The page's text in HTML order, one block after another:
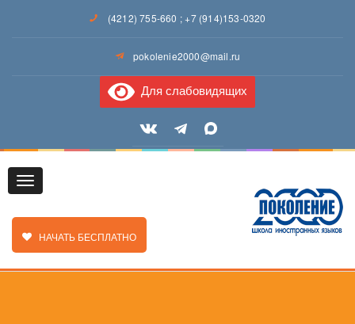
(4212) 755-660 ;+7 (914)153-0320
pokolenie2000@mail.ru
Для слабовидящих
Toggle
ЗАКАЗАТЬ ЗВОНОК
НАЧАТЬ БЕСПЛАТНО